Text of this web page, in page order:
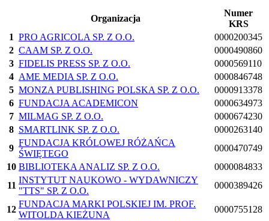
Organizacja
Numer
KRS
1 PRO AGRICOLA SP. Z O.O.
0000200345
2 CAAM SP. Z O.O.
0000490860
3 FIDELIS PRESS SP. Z O.O.
0000569110
4 AME MEDIA SP. Z O.O.
0000846748
5 MONZA PUBLISHING POLSKA SP. Z O.O.
0000913378
6 FUNDACJA ACADEMICON
0000634973
7 MILMAG SP. Z O.O.
0000674230
8 SMARTLINK SP. Z O.O.
0000263140
9
FUNDACJA KRÓLOWEJ RÓŻAŃCA
ŚWIĘTEGO
0000470749
10 BIBLIOTEKA ANALIZ SP. Z O.O.
0000084833
11
INSTYTUT NAUKOWO - WYDAWNICZY
"TTS" SP. Z O.O.
0000389426
12
FUNDACJA MARKI POLSKIEJ IM. PROF.
WITOLDA KIEŻUNA
0000755128